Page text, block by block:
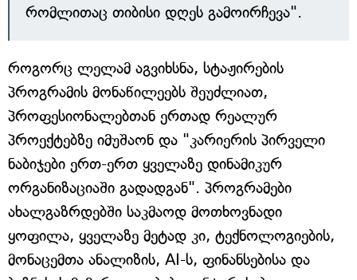
რომლითაც თიბისი დღეს გამოირჩევა".
როგორც ლელამ აგვიხსნა, სტაჟირების
პროგრამის მონაწილეებს შეუძლიათ,
პროფესიონალებთან ერთად რეალურ
პროექტებზე იმუშაონ და "კარიერის პირველი
ნაბიჯები ერთ-ერთ ყველაზე დინამიკურ
ორგანიზაციაში გადადგან". პროგრამები
ახალგაზრდებში საკმაოდ მოთხოვნადი
ყოფილა, ყველაზე მეტად კი, ტექნოლოგიების,
მონაცემთა ანალიზის, AI-ს, ფინანსებისა და